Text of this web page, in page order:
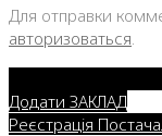
Для отправки
авторизоваться
Додати ЗАКЛАД
Реєстрація